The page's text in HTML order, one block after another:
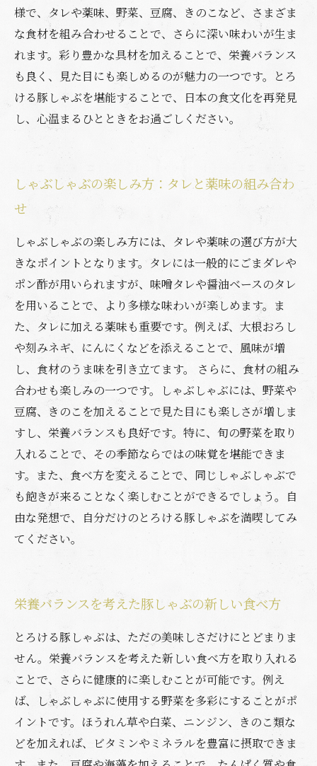
様で、タレや薬味、野菜、豆腐、きのこなど、さまざま
な食材を組み合わせることで、さらに深い味わいが生ま
れます。彩り豊かな具材を加えることで、栄養バランス
も良く、見た目にも楽しめるのが魅力の一つです。とろ
ける豚しゃぶを堪能することで、日本の食文化を再発見
し、心温まるひとときをお過ごしください。
しゃぶしゃぶの楽しみ方：タレと薬味の組み合わ
せ
しゃぶしゃぶの楽しみ方には、タレや薬味の選び方が大
きなポイントとなります。タレには一般的にごまダレや
ポン酢が用いられますが、味噌タレや醤油ベースのタレ
を用いることで、より多様な味わいが楽しめます。ま
た、タレに加える薬味も重要です。例えば、大根おろし
や刻みネギ、にんにくなどを添えることで、風味が増
し、食材のうま味を引き立てます。 さらに、食材の組み
合わせも楽しみの一つです。しゃぶしゃぶには、野菜や
豆腐、きのこを加えることで見た目にも楽しさが増しま
すし、栄養バランスも良好です。特に、旬の野菜を取り
入れることで、その季節ならではの味覚を堪能できま
す。また、食べ方を変えることで、同じしゃぶしゃぶで
も飽きが来ることなく楽しむことができるでしょう。自
由な発想で、自分だけのとろける豚しゃぶを満喫してみ
てください。
栄養バランスを考えた豚しゃぶの新しい食べ方
とろける豚しゃぶは、ただの美味しさだけにとどまりま
せん。栄養バランスを考えた新しい食べ方を取り入れる
ことで、さらに健康的に楽しむことが可能です。例え
ば、しゃぶしゃぶに使用する野菜を多彩にすることがポ
イントです。ほうれん草や白菜、ニンジン、きのこ類な
どを加えれば、ビタミンやミネラルを豊富に摂取できま